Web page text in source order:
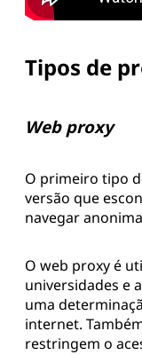
Tipos de
Web proxy
O primeiro tipo
versão que
navegar
O web proxy é
universidades e
uma
internet.
restringem o